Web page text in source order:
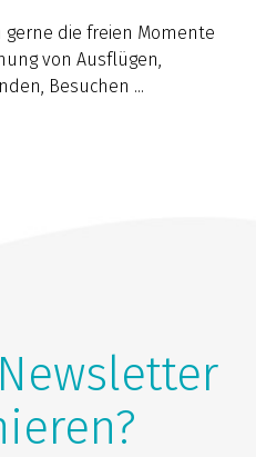
die freien Momente
von Ausflügen,
Besuchen ...